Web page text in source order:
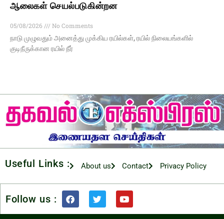
ஆலைகள் செயல்படுகின்றன
05/08/2026
No Comments
நாடு முழுவதும் அனைத்து முக்கிய ரயில்கள், ரயில் நிலையங்களில்
குடிநீருக்கான ரயில் நீர்
Useful Links : About us Contact Privacy Policy
Follow us :